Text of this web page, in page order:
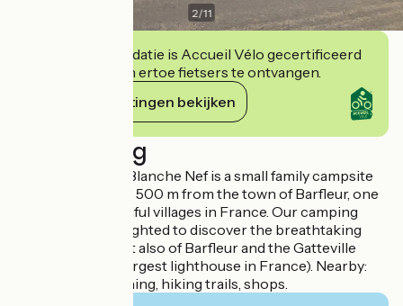
2/11
Deze accommodatie is Accueil Vélo gecertificeerd
en verbindt zich ertoe fietsers te ontvangen.
Haar verplichtingen bekijken
Beschrijving
The campsite La Blanche Nef is a small family campsite
by the sea located 500 m from the town of Barfleur, one
of the most beautiful villages in France. Our camping
friends will be delighted to discover the breathtaking
view of the sea but also of Barfleur and the Gatteville
lighthouse (2nd largest lighthouse in France). Nearby:
sailing school, fishing, hiking trails, shops.